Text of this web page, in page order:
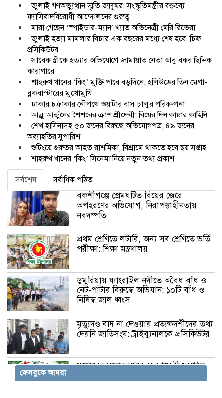
জুলাই গণঅভ্যুত্থান স্মৃতি জাদুঘর: সংস্কৃতিমন্ত্রীর বক্তব্যে
ফ্যাসিবাদবিরোধী আন্দোলনের গুরুত্ব
মারা গেছেন ‘স্পাইডার-ম্যান’ খ্যাত অভিনেত্রী মেরি রিভেরা
জুলাই হত্যা মামলার বিচার এক বছরের মধ্যে শেষ হবে: চিফ
প্রসিকিউটর
সাবেক স্ত্রীকে হত্যার অভিযোগে জামায়াত নেতা আবু বকর ছিদ্দিক
কারাগারে
শাহরুখ খানের ‘কিং’ মুক্তি পাবে বড়দিনে, হলিউডের তিন মেগা-
ব্লকবাস্টারের মুখোমুখি
ঢাকার চক্রাকার নৌপথে ওয়াটার বাস চালুর পরিকল্পনা
আল্লু আর্জুনের শৈশবের ক্রাশ শ্রীদেবী: বিয়ের দিন কান্নার কাহিনি
শেখ হাসিনাসহ ৫০ জনের বিরুদ্ধে অভিযোগপত্র, ৪৯ জনের
অব্যাহতির সুপারিশ
শুটিংয়ে গুরুতর আহত রাশমিকা, বিশ্রামে থাকতে হবে ছয় সপ্তাহ
শাহরুখ খানের ‘কিং’ সিনেমা নিয়ে নতুন তথ্য প্রকাশ
সর্বশেষ সর্বাধিক পঠিত
বকশীগঞ্জে প্রেমঘটিত বিয়ের জেরে
অপহরণের অভিযোগ, নিরাপত্তাহীনতায়
নবদম্পতি
প্রথম শ্রেণিতে লটারি, অন্য সব শ্রেণিতে ভর্তি
পরীক্ষা: শিক্ষা মন্ত্রণালয়
ডুমুরিয়ায় ঘ্যাংরাইল নদীতে অবৈধ বাঁধ ও
নেট-পাটার বিরুদ্ধে অভিযান: ১০টি বাঁধ ও
নিষিদ্ধ জাল ধ্বংস
মৃত্যুদণ্ড বাদ না দেওয়ায় প্রত্যক্ষদর্শীদের তথ্য
দেয়নি জাতিসংঘ: ট্রাইব্যুনালকে প্রসিকিউটর
যশোরের মনোহরপুরে স্বেচ্ছাসেবী সংগঠন
ফেসবুকে আমরা